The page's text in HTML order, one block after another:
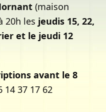
(maison
20h les jeudis 15, 22,
et le jeudi 12
avant le 8
37 17 62